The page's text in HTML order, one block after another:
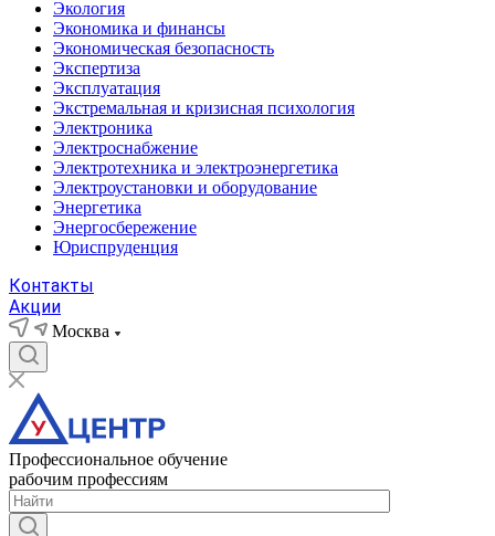
Экология
Экономика и финансы
Экономическая безопасность
Экспертиза
Эксплуатация
Экстремальная и кризисная психология
Электроника
Электроснабжение
Электротехника и электроэнергетика
Электроустановки и оборудование
Энергетика
Энергосбережение
Юриспруденция
Контакты
Акции
Москва
Профессиональное обучение
рабочим профессиям